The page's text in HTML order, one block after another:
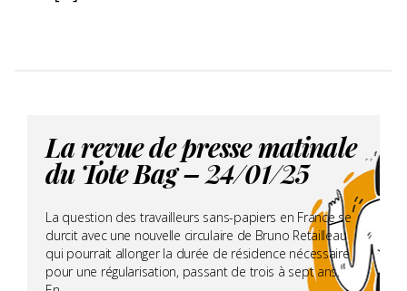
La revue de presse matinale
du Tote Bag – 24/01/25
La question des travailleurs sans-papiers en France se
durcit avec une nouvelle circulaire de Bruno Retailleau
qui pourrait allonger la durée de résidence nécessaire
pour une régularisation, passant de trois à sept ans.